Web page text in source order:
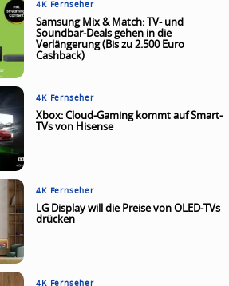
4K Fernseher
Samsung Mix & Match: TV- und
Soundbar-Deals gehen in die
Verlängerung (Bis zu 2.500 Euro
Cashback)
4K Fernseher
Xbox: Cloud-Gaming kommt auf Smart-
TVs von Hisense
4K Fernseher
LG Display will die Preise von OLED-TVs
drücken
4K Fernseher